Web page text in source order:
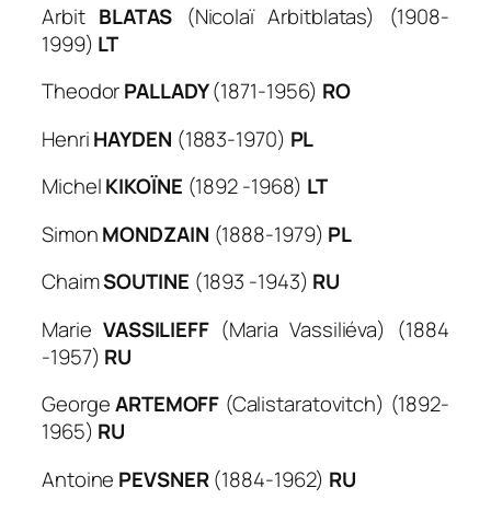
Arbit BLATAS (Nicolaï Arbitblatas) (1908-
1999) LT
TheodorPALLADY(1871-1956) RO
HenriHAYDEN (1883-1970) PL
MichelKIKOÏNE (1892 -1968) LT
SimonMONDZAIN (1888-1979) PL
ChaimSOUTINE (1893 -1943) RU
Marie VASSILIEFF (Maria Vassiliéva) (1884
-1957) RU
GeorgeARTEMOFF (Calistaratovitch) (1892-
1965) RU
Antoine PEVSNER(1884-1962) RU